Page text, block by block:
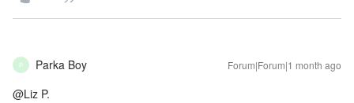
P Parka Boy Forum|Forum|1 month ago
@Liz P.